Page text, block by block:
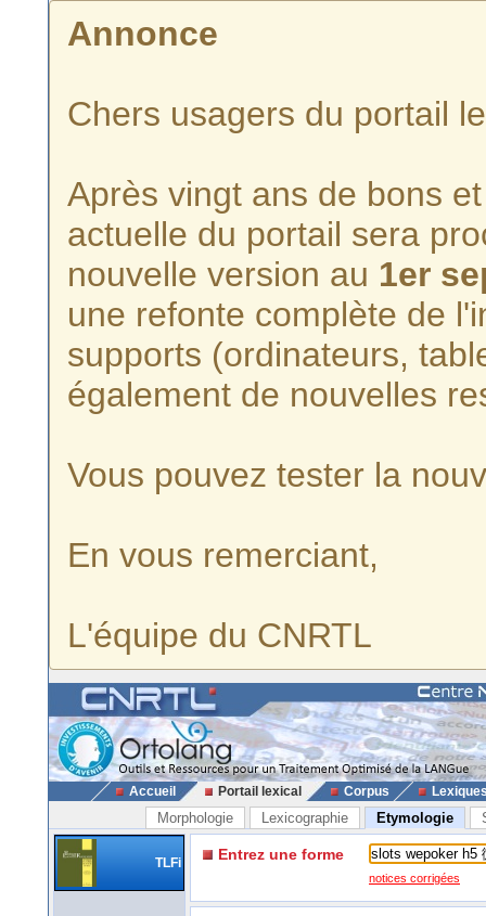
Annonce
Chers usagers du portail
Après vingt ans de bons
actuelle du portail sera
nouvelle version au 1er
une refonte complète de
supports (ordinateurs,
également de nouvelles
Vous pouvez tester la
En vous remerciant,
L'équipe du CNRTL
Accueil Portail lexical Corpus
Morphologie Lexicographie Etymologie
TLFi Entrez une forme
notices corrigées